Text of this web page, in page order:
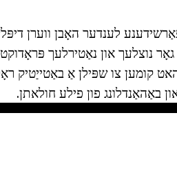
פאַרשידענע לענדער האָבן ווערן
גאָר נוצלעך און נאַטירלעך
די זוימען האט קומען צו שפּילן אַ
באַהאַנדלונג פון פילע חולאתן.